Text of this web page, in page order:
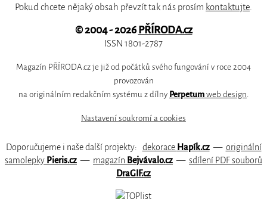
Pokud chcete nějaký obsah převzít tak nás prosím kontaktujte.
© 2004 - 2026PŘÍRODA.cz
ISSN 1801-2787
Magazín PŘÍRODA.cz je již od počátků svého fungování v roce 2004
provozován
na originálním redakčním systému z dílny Perpetum web design
Nastavení soukromí a cookies
Doporučujeme i naše další projekty: dekorace Hapík.cz— originální
samolepky Pieris.cz — magazín Bejvávalo.cz — sdílení PDF souborů
DraGIF.cz